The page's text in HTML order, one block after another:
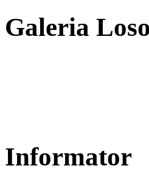
Galeria
Informator